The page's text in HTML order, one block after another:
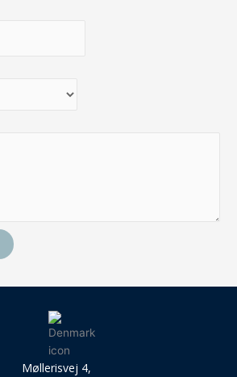
Møllerisvej 4,